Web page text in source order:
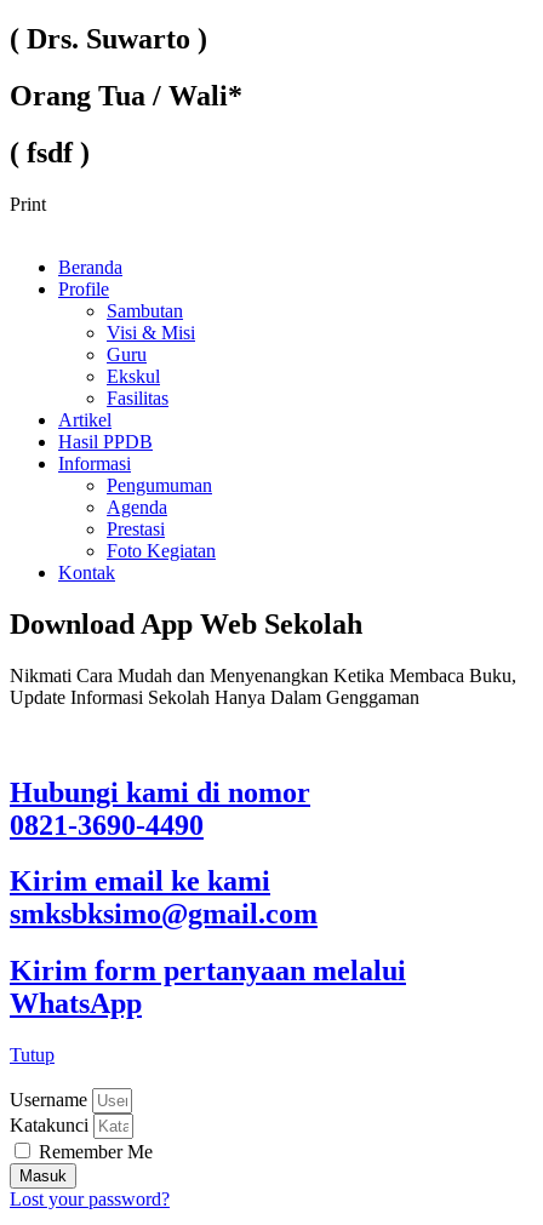
( Drs. Suwarto )
Orang Tua / Wali*
( fsdf )
Print
Beranda
Profile
Sambutan
Visi & Misi
Guru
Ekskul
Fasilitas
Artikel
Hasil PPDB
Informasi
Pengumuman
Agenda
Prestasi
Foto Kegiatan
Kontak
Download App Web Sekolah
Nikmati Cara Mudah dan Menyenangkan Ketika Membaca Buku,
Update Informasi Sekolah Hanya Dalam Genggaman
Hubungi kami di nomor
0821-3690-4490
Kirim email ke kami
smksbksimo@gmail.com
Kirim form pertanyaan melalui
WhatsApp
Tutup
Username
Katakunci
Remember Me
Masuk
Lost your password?